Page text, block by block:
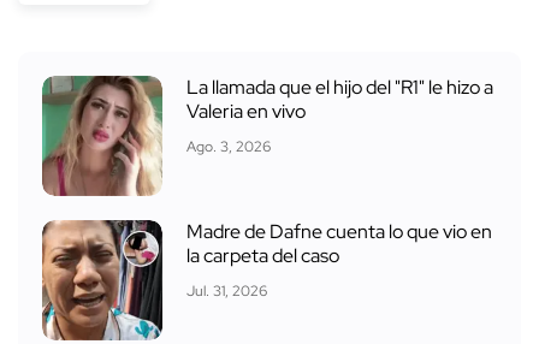
La llamada que el hijo del "R1" le hizo a
Valeria en vivo
Ago. 3, 2026
Madre de Dafne cuenta lo que vio en
la carpeta del caso
Jul. 31, 2026